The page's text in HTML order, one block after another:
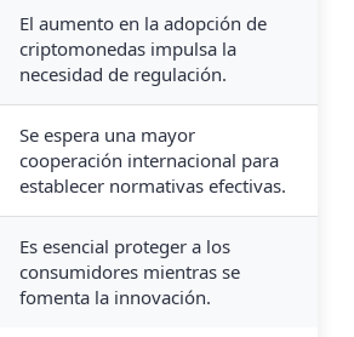
El aumento en la adopción de
criptomonedas impulsa la
necesidad de regulación.
Se espera una mayor
cooperación internacional para
establecer normativas efectivas.
Es esencial proteger a los
consumidores mientras se
fomenta la innovación.